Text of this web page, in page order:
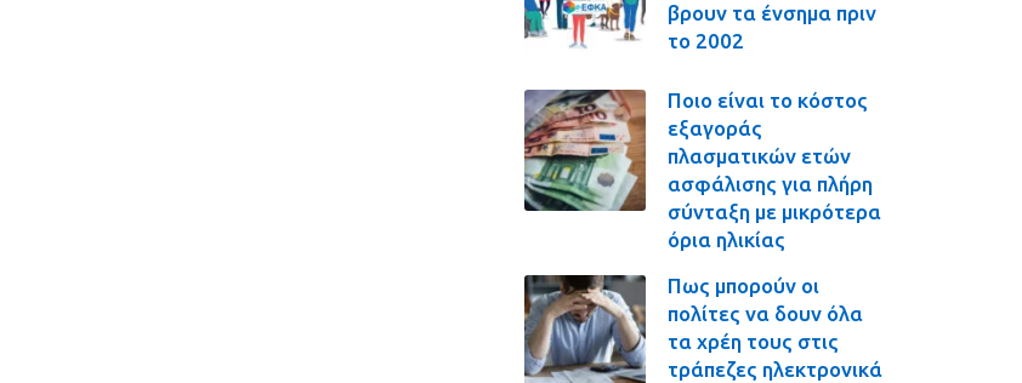
βρουν τα ένσημα πριν
το 2002
Ποιο είναι το κόστος
εξαγοράς
πλασματικών ετών
ασφάλισης για πλήρη
σύνταξη με μικρότερα
όρια ηλικίας
Πως μπορούν οι
πολίτες να δουν όλα
τα χρέη τους στις
τράπεζες ηλεκτρονικά